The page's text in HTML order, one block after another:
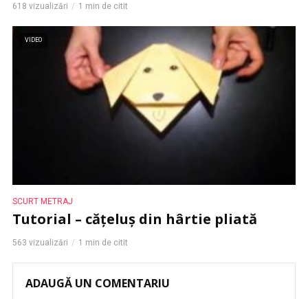
618 vizualizări 1 min de citit
VIDEO
SCURT METRAJ
Tutorial – cățeluș din hârtie pliată
563 vizualizări 1 min de citit
ADAUGĂ UN COMENTARIU